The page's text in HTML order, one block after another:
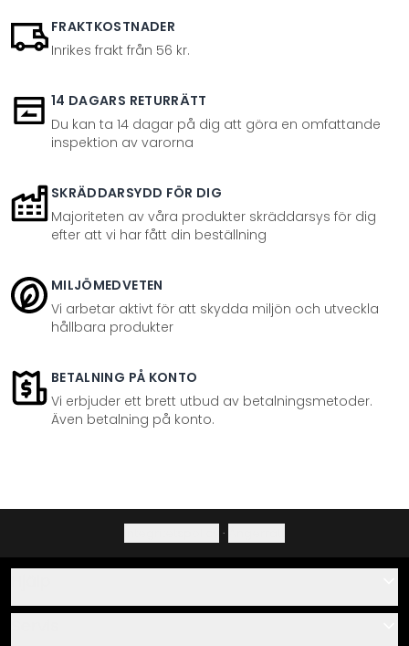
FRAKTKOSTNADER
Inrikes frakt från 56 kr.
14 DAGARS RETURRÄTT
Du kan ta 14 dagar på dig att göra en omfattande
inspektion av varorna
SKRÄDDARSYDD FÖR DIG
Majoriteten av våra produkter skräddarsys för dig
efter att vi har fått din beställning
MILJÖMEDVETEN
Vi arbetar aktivt för att skydda miljön och utveckla
hållbara produkter
BETALNING PÅ KONTO
Vi erbjuder ett brett utbud av betalningsmetoder.
Även betalning på konto.
·